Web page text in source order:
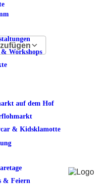
Workshops
auf dem Hof
& Kidsklamotte
& Feiern
365